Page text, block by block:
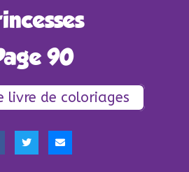
90
livre de coloriages